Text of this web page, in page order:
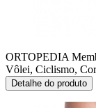
ORTOPEDIA
Vôlei, Ciclismo,
Detalhe do produto